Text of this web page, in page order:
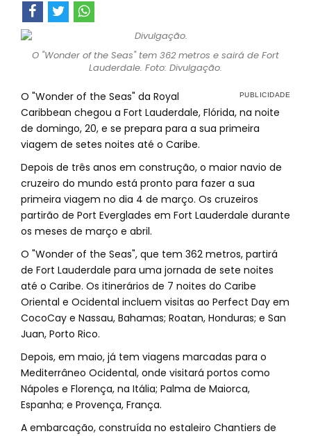
O "Wonder of the Seas" tem 362 metros e sairá de Fort
Lauderdale. Foto: Divulgação.
O "Wonder of the Seas" da Royal
Caribbean chegou a Fort Lauderdale, Flórida, na noite
de domingo, 20, e se prepara para a sua primeira
viagem de setes noites até o Caribe.
Depois de três anos em construção, o maior navio de
cruzeiro do mundo está pronto para fazer a sua
primeira viagem no dia 4 de março. Os cruzeiros
partirão de Port Everglades em Fort Lauderdale durante
os meses de março e abril.
O "Wonder of the Seas", que tem 362 metros, partirá
de Fort Lauderdale para uma jornada de sete noites
até o Caribe. Os itinerários de 7 noites do Caribe
Oriental e Ocidental incluem visitas ao Perfect Day em
CocoCay e Nassau, Bahamas; Roatan, Honduras; e San
Juan, Porto Rico.
Depois, em maio, já tem viagens marcadas para o
Mediterrâneo Ocidental, onde visitará portos como
Nápoles e Florença, na Itália; Palma de Maiorca,
Espanha; e Provença, França.
A embarcação, construída no estaleiro Chantiers de